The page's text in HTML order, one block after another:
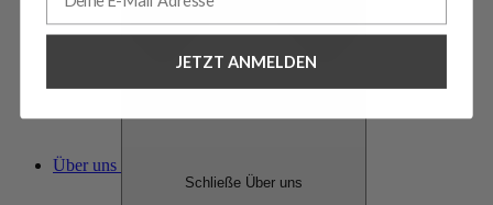
Über uns
Schließe Über uns
JETZT ANMELDEN